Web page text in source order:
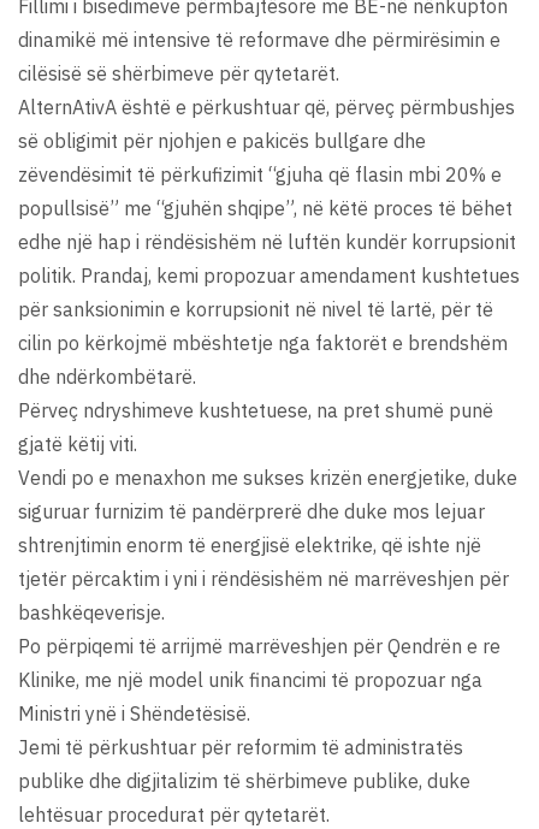
Fillimi i bisedimeve përmbajtësore me BE-në nënkupton
dinamikë më intensive të reformave dhe përmirësimin e
cilësisë së shërbimeve për qytetarët.
AlternAtivA është e përkushtuar që, përveç përmbushjes
së obligimit për njohjen e pakicës bullgare dhe
zëvendësimit të përkufizimit “gjuha që flasin mbi 20% e
popullsisë” me “gjuhën shqipe”, në këtë proces të bëhet
edhe një hap i rëndësishëm në luftën kundër korrupsionit
politik. Prandaj, kemi propozuar amendament kushtetues
për sanksionimin e korrupsionit në nivel të lartë, për të
cilin po kërkojmë mbështetje nga faktorët e brendshëm
dhe ndërkombëtarë.
Përveç ndryshimeve kushtetuese, na pret shumë punë
gjatë këtij viti.
Vendi po e menaxhon me sukses krizën energjetike, duke
siguruar furnizim të pandërprerë dhe duke mos lejuar
shtrenjtimin enorm të energjisë elektrike, që ishte një
tjetër përcaktim i yni i rëndësishëm në marrëveshjen për
bashkëqeverisje.
Po përpiqemi të arrijmë marrëveshjen për Qendrën e re
Klinike, me një model unik financimi të propozuar nga
Ministri ynë i Shëndetësisë.
Jemi të përkushtuar për reformim të administratës
publike dhe digjitalizim të shërbimeve publike, duke
lehtësuar procedurat për qytetarët.